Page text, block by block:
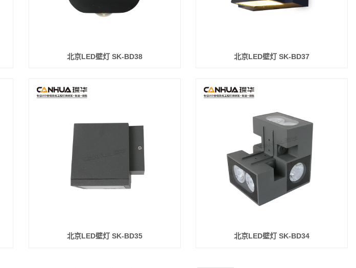
北京LED壁灯 SK-BD38 北京LED壁灯 SK-BD37
北京LED壁灯 SK-BD35 北京LED壁灯 SK-BD34